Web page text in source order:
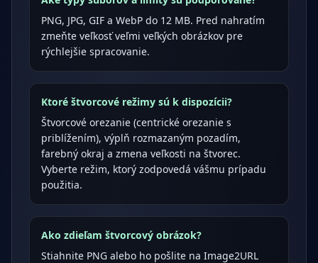
PNG, JPG, GIF a WebP do 12 MB. Pred nahratím
zmeňte veľkosť veľmi veľkých obrázkov pre
rýchlejšie spracovanie.
Ktoré štvorcové režimy sú k dispozícii?
Štvorcové orezanie (centrické orezanie s
priblížením), výplň rozmazaným pozadím,
farebný okraj a zmena veľkosti na štvorec.
Vyberte režim, ktorý zodpovedá vášmu prípadu
použitia.
Ako zdieľam štvorcový obrázok?
Stiahnite PNG alebo ho pošlite na Image2URL